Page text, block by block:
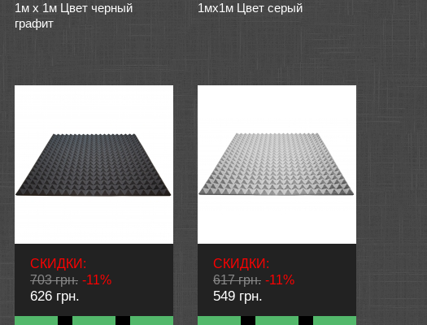
1м х 1м Цвет черный
графит
1мх1м Цвет серый
СКИДКИ:
703 грн. -11%
626 грн.
СКИДКИ:
617 грн. -11%
549 грн.